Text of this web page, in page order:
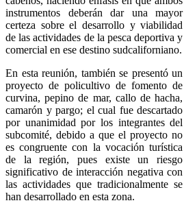
instrumentos deberán dar una mayor
certeza sobre el desarrollo y viabilidad
de las actividades de la pesca deportiva y
comercial en ese destino sudcaliforniano.
En esta reunión, también se presentó un
proyecto de policultivo de fomento de
curvina, pepino de mar, callo de hacha,
camarón y pargo; el cual fue descartado
por unanimidad por los integrantes del
subcomité, debido a que el proyecto no
es congruente con la vocación turística
de la región, pues existe un riesgo
significativo de interacción negativa con
las actividades que tradicionalmente se
han desarrollado en esta zona.